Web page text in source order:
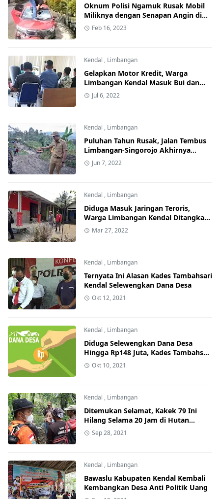
Oknum Polisi Ngamuk Rusak Mobil
Miliknya dengan Senapan Angin di
Kendal
Feb 16, 2023
Kendal , Limbangan
Gelapkan Motor Kredit, Warga
Limbangan Kendal Masuk Bui dan
Denda 20 Juta
Jul 6, 2022
Kendal , Limbangan
Puluhan Tahun Rusak, Jalan Tembus
Limbangan-Singorojo Akhirnya
Diperbaiki
Jun 7, 2022
Kendal , Limbangan
Diduga Masuk Jaringan Teroris,
Warga Limbangan Kendal Ditangkap
Densus 88
Mar 27, 2022
Kendal , Limbangan
Ternyata Ini Alasan Kades Tambahsari
Kendal Selewengkan Dana Desa
Okt 12, 2021
Kendal , Limbangan
Diduga Selewengkan Dana Desa
Hingga Rp148 Juta, Kades Tambahsari
Kendal Diamankan Polisi
Okt 10, 2021
Kendal , Limbangan
Ditemukan Selamat, Kakek 79 Ini
Hilang Selama 20 Jam di Hutan
Limbangan Kendal
Sep 28, 2021
Kendal , Limbangan
Bawaslu Kabupaten Kendal Kembali
Kembangkan Desa Anti Politik Uang